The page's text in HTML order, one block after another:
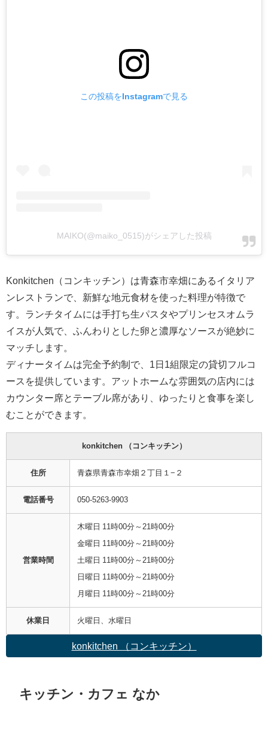
この投稿をInstagramで見る
MAIKO(@maiko_0515)がシェアした投稿
Konkitchen（コンキッチン）は青森市幸畑にあるイタリア
ンレストランで、新鮮な地元食材を使った料理が特徴で
す。ランチタイムには手打ち生パスタやプリンセスオムラ
イスが人気で、ふんわりとした卵と濃厚なソースが絶妙に
マッチします。
ディナータイムは完全予約制で、1日1組限定の貸切フルコ
ースを提供しています。アットホームな雰囲気の店内には
カウンター席とテーブル席があり、ゆったりと食事を楽し
むことができます。
konkitchen （コンキッチン）
住所 青森県青森市幸畑２丁目１−２
電話番号 050-5263-9903
営業時間
木曜日 11時00分～21時00分
金曜日 11時00分～21時00分
土曜日 11時00分～21時00分
日曜日 11時00分～21時00分
月曜日 11時00分～21時00分
休業日 火曜日、水曜日
konkitchen （コンキッチン）
キッチン・カフェ なか